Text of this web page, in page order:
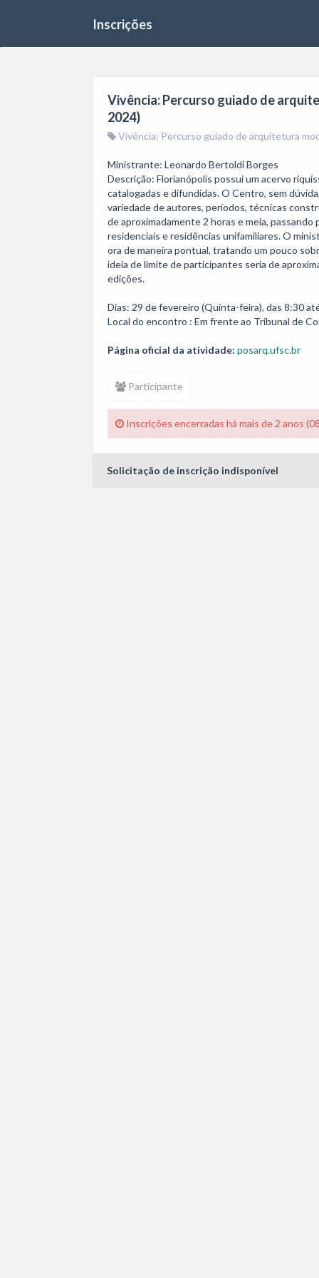
Inscrições
Vivência: Percurso guiado de
2024)
Vivência: Percurso guiado de arquitetura
Ministrante: Leonardo Bertoldi Borges
Descrição: Florianópolis possui um acervo
catalogadas e difundidas. O Centro, sem
variedade de autores, períodos, técnicas
de aproximadamente 2 horas e meia,
residenciais e residências unifamiliares. O
ora de maneira pontual, tratando um pouco
ideia de limite de participantes seria de
edições.
Dias: 29 de fevereiro (Quinta-feira), das 8:30
Página oficial da atividade: posarq.ufsc.br
Participante
Inscrições encerradas há mais de 2 anos
Solicitação de inscrição indisponível